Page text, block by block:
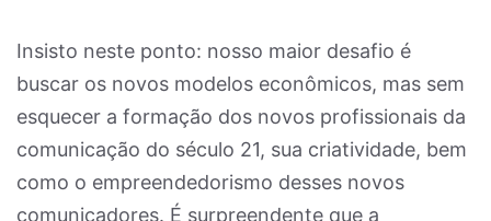
Insisto neste ponto: nosso maior desafio é
buscar os novos modelos econômicos, mas sem
esquecer a formação dos novos profissionais da
comunicação do século 21, sua criatividade, bem
como o empreendedorismo desses novos
comunicadores. É surpreendente que a